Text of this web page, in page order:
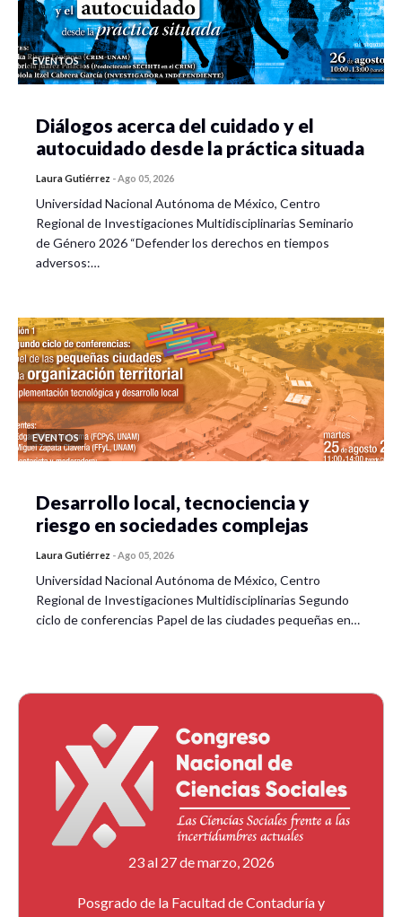
EVENTOS
Diálogos acerca del cuidado y el
autocuidado desde la práctica situada
Laura Gutiérrez - Ago 05, 2026
Universidad Nacional Autónoma de México, Centro
Regional de Investigaciones Multidisciplinarias Seminario
de Género 2026 “Defender los derechos en tiempos
adversos:…
EVENTOS
Desarrollo local, tecnociencia y
riesgo en sociedades complejas
Laura Gutiérrez - Ago 05, 2026
Universidad Nacional Autónoma de México, Centro
Regional de Investigaciones Multidisciplinarias Segundo
ciclo de conferencias Papel de las ciudades pequeñas en…
23 al 27 de marzo, 2026
Posgrado de la Facultad de Contaduría y